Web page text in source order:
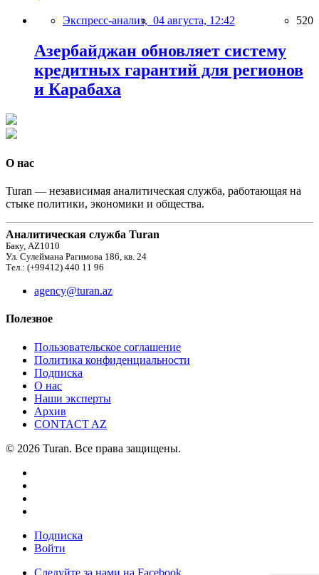
Экспресс-анализ, 04 августа, 12:42 520
Азербайджан обновляет систему
кредитных гарантий для регионов
и Карабаха
О нас
Turan — независимая аналитическая служба, работающая на
стыке политики, экономики и общества.
Аналитическая служба Turan
Баку, AZ1010
Ул. Сулеймана Рагимова 186, кв. 24
Тел.: (+99412) 440 11 96
agency@turan.az
Полезное
Пользовательское соглашение
Политика конфиденциальности
Подписка
О нас
Наши эксперты
Архив
CONTACT AZ
© 2026 Turan. Все права защищены.
Подписка
Войти
Следуйте за нами на Facebook